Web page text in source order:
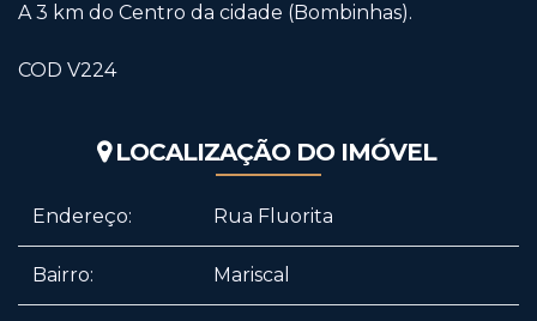
A 3 km do Centro da cidade (Bombinhas).
COD V224
LOCALIZAÇÃO DO IMÓVEL
Endereço: Rua Fluorita
Bairro: Mariscal